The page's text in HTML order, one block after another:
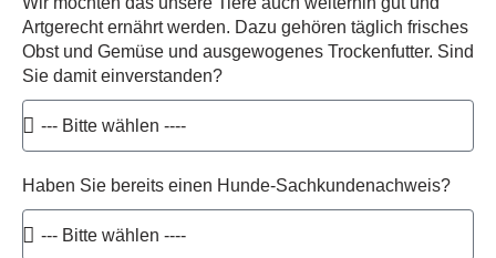
Artgerecht ernährt werden. Dazu gehören täglich frisches
Obst und Gemüse und ausgewogenes Trockenfutter. Sind
Sie damit einverstanden?
Haben Sie bereits einen Hunde-Sachkundenachweis?